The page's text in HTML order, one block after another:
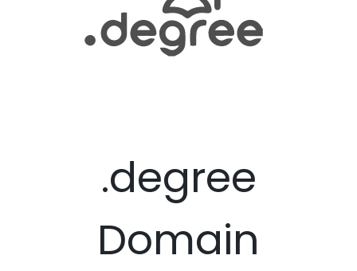
.degree
Domain